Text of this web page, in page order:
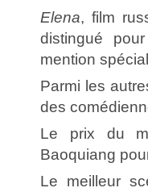
Elena, film
distingué
mention
Parmi les
des
Le prix du
Baoquiang
Le meilleur